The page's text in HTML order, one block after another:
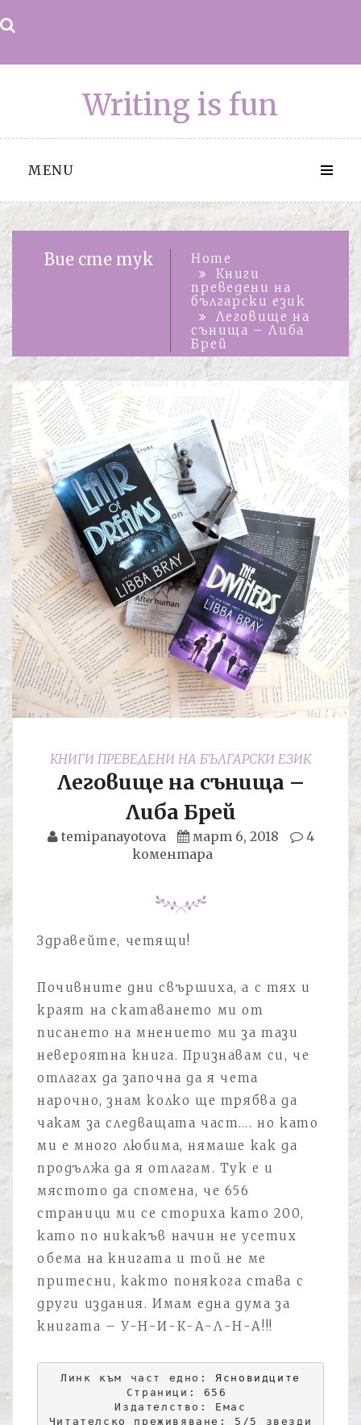
to
Writing is fun
MENU
Вие сте тук
Home
Книги
преведени на
български език
Леговище на
сънища – Либа
Брей
КНИГИ ПРЕВЕДЕНИ НА БЪЛГАРСКИ ЕЗИК
Леговище на сънища –
Либа Брей
temipanayotova март 6, 2018
4
коментара
Здравейте, четящи!
Почивните дни свършиха, а с тях и
краят на скатаването ми от
писането на мнението ми за тази
невероятна книга. Признавам си, че
отлагах да започна да я чета
нарочно, знам колко ще трябва да
чакам за следващата част…. но като
ми е много любима, нямаше как да
продължа да я отлагам. Тук е и
мястото да спомена, че 656
страници ми се сториха като 200,
като по никакъв начин не усетих
обема на книгата и той не ме
притесни, както понякога става с
други издания. Имам една дума за
книгата – У-Н-И-К-А-Л-Н-А!!!
Линк към част едно: Ясновидците
Страници: 656
Издателство: Емас
Читателско преживяване: 5/5 звезди